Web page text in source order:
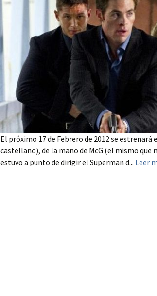
El próximo 17 de Febrero de 2012 se estrenará
castellano), de la mano de McG (el mismo que
estuvo a punto de dirigir el Superman d... Leer